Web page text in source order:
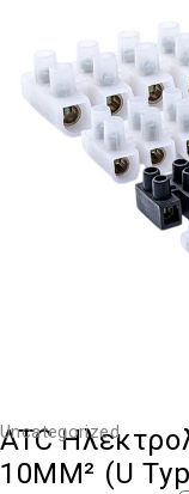
Uncategorized
ATC
10MM² (U